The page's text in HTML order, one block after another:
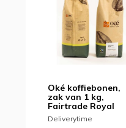
Oké koffiebonen,
zak van 1 kg,
Fairtrade Royal
Deliverytime